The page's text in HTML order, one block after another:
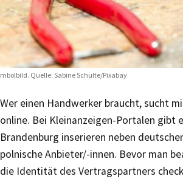
Quelle: Sabine Schulte/Pixabay
Wer einen Handwerker braucht, sucht
online. Bei Kleinanzeigen-Portalen gibt
Brandenburg inserieren neben
polnische Anbieter/-innen. Bevor man
die Identität des Vertragspartners